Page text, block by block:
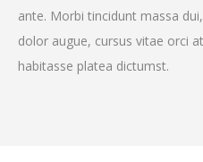
ante. Morbi tincidunt massa
dolor augue, cursus vitae orci
habitasse platea dictumst.